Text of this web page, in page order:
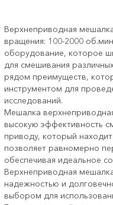
Верхнеприводная
вращения: 100-2000
оборудование, которое
для смешивания
рядом преимуществ,
инструментом для
исследований.
Мешалка
высокую эффективность
приводу, который
позволяет равномерно
обеспечивая идеальное
Верхнеприводная
надежностью и
выбором для